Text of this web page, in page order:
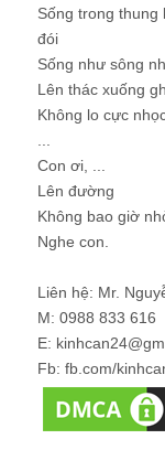
Sống trong thung
đói
Sống như sông
Lên thác xuống
Không lo cực
Con ơi, ...
Lên đường
Không bao giờ
Nghe con.
Liên hệ: Mr.
M: 0988 833 616
E:
Fb: fb.com/